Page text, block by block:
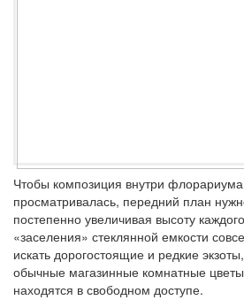
Чтобы композиция внутри
просматривалась, передний план
постепенно увеличивая высоту
«заселения» стеклянной емкости
искать дорогостоящие и редкие
обычные магазинные комнатные
находятся в свободном доступе.